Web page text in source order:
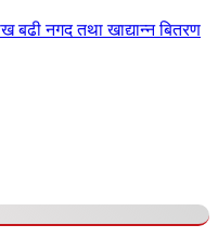
बढी नगद तथा खाद्यान्न बितरण